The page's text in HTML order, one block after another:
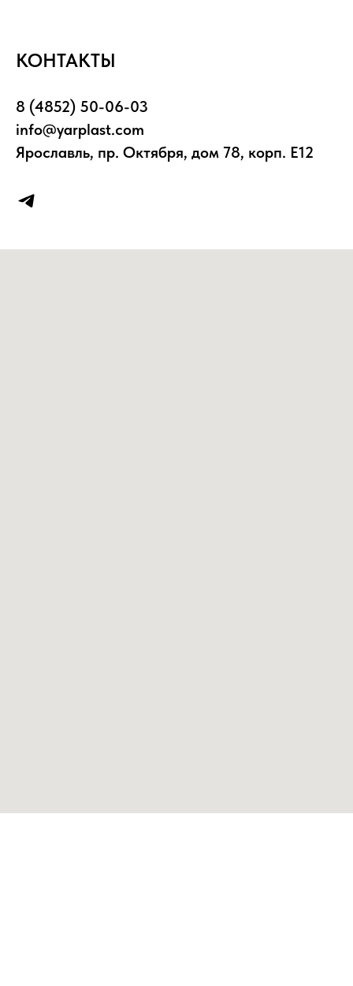
КОНТАКТЫ
8 (4852) 50-06-03
info@yarplast.com
Ярославль, пр. Октября, дом 78, корп. Е12